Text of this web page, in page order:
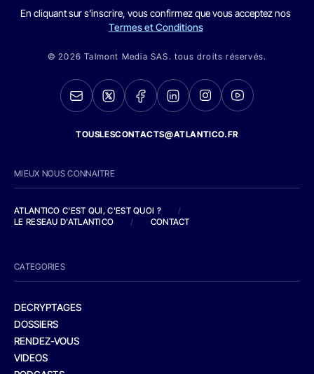
En cliquant sur s'inscrire, vous confirmez que vous acceptez nos
Termes et Conditions
© 2026 Talmont Media SAS. tous droits réservés.
TOUSLESCONTACTS@ATLANTICO.FR
MIEUX NOUS CONNAITRE
ATLANTICO C'EST QUI, C'EST QUOI ?
/
LE RESEAU D'ATLANTICO
/ CONTACT
CATEGORIES
DECRYPTAGES
DOSSIERS
RENDEZ-VOUS
VIDEOS